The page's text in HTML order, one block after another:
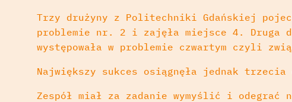
Trzy drużyny z Politechniki Gdańskiej
problemie nr. 2 i zajęła miejsce 4. Druga
występowała w problemie czwartym czyli
Największy sukces osiągnęła jednak
Zespół miał za zadanie wymyślić i odegrać